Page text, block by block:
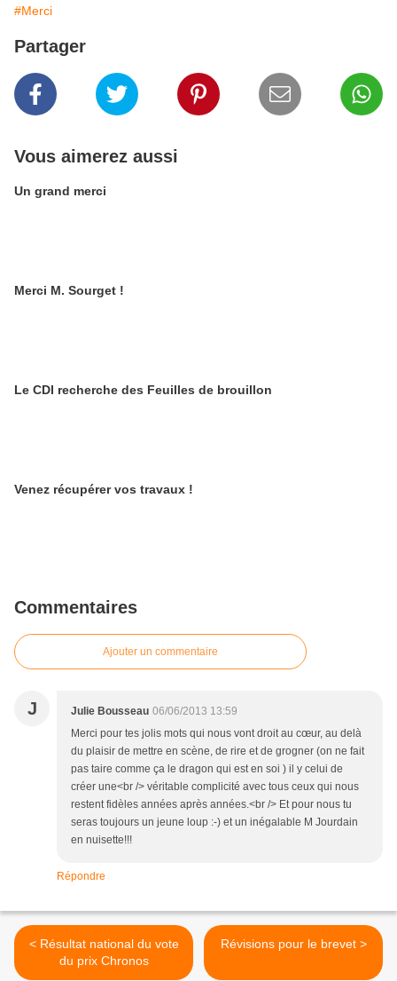
#Merci
Partager
Vous aimerez aussi
Un grand merci
Merci M. Sourget !
Le CDI recherche des Feuilles de brouillon
Venez récupérer vos travaux !
Commentaires
Ajouter un commentaire
J Julie Bousseau 06/06/2013 13:59
Merci pour tes jolis mots qui nous vont droit au cœur, au delà
du plaisir de mettre en scène, de rire et de grogner (on ne fait
pas taire comme ça le dragon qui est en soi ) il y celui de
créer une<br /> véritable complicité avec tous ceux qui nous
restent fidèles années après années.<br /> Et pour nous tu
seras toujours un jeune loup :-) et un inégalable M Jourdain
en nuisette!!!
Répondre
< Résultat national du vote
du prix Chronos
Révisions pour le brevet >